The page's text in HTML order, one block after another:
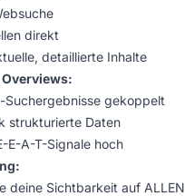
direkt
detaillierte Inhalte
Suchergebnisse gekoppelt
strukturierte Daten
E-A-T-Signale hoch
deine Sichtbarkeit auf ALLEN